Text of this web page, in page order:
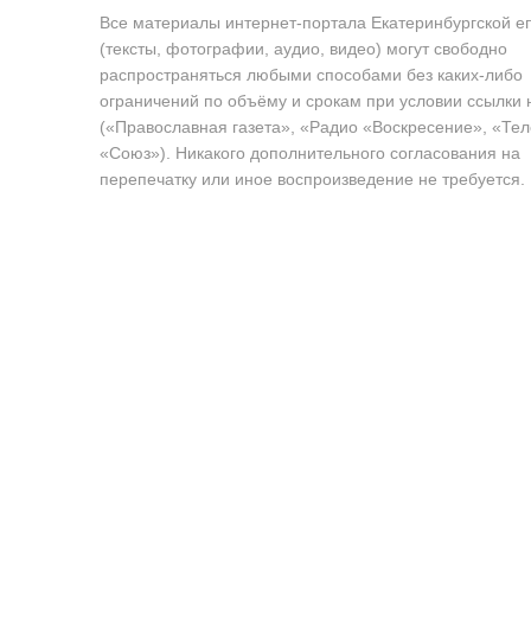
Все материалы интернет-портала Екатеринбургской
(тексты, фотографии, аудио, видео) могут свободно
распространяться любыми способами без каких-либо
ограничений по объёму и срокам при условии ссылки
(«Православная газета», «Радио «Воскресение»,
«Союз»). Никакого дополнительного согласования на
перепечатку или иное воспроизведение не требуется.